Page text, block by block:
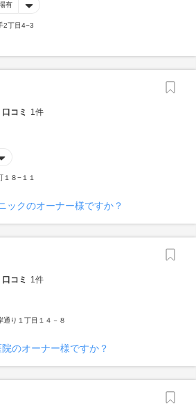
有
2丁目4−3
口コミ 1件
１８−１１
ックのオーナー様ですか？
口コミ 1件
通り１丁目１４－８
のオーナー様ですか？